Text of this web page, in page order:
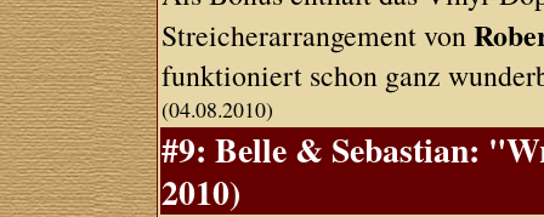
Streicherarrangement von
funktioniert schon ganz
(04.08.2010)
#9: Belle & Sebastian:
2010)